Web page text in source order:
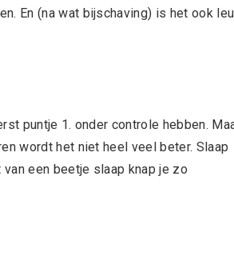
En (na wat bijschaving) is het ook
puntje 1. onder controle hebben.
wordt het niet heel veel beter. Slaap
een beetje slaap knap je zo